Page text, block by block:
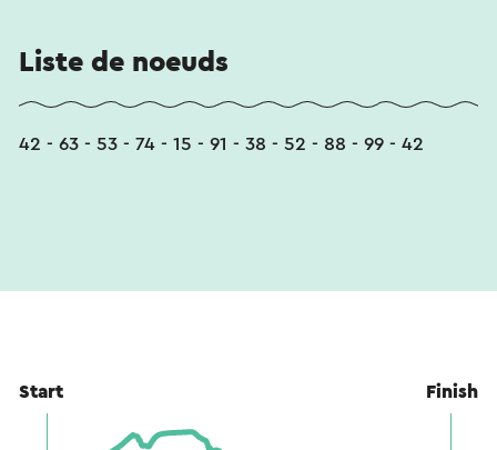
Liste de noeuds
42 - 63 - 53 - 74 - 15 - 91 - 38 - 52 - 88 - 99 - 42
Start Finish